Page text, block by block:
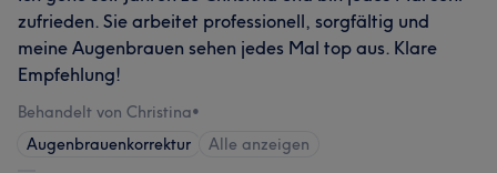
zufrieden. Sie arbeitet professionell, sorgfältig und
meine Augenbrauen sehen jedes Mal top aus. Klare
Empfehlung!
Behandelt von Christina•
Augenbrauenkorrektur
Alle anzeigen